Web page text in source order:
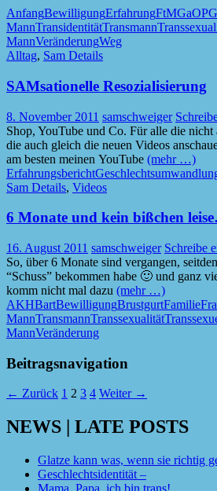
AnfangBewilligungErfahrungFtMGaOP
MannTransidentitätTransmann
MannVeränderungWeg
Alltag, Sam Details
SAMsationelle Resozialisierung
8. November 2011 samschweiger
Shop, YouTube und Co. Für alle die
die auch gleich die neuen Videos
am besten meinen YouTube (mehr …)
Erfahrungsbericht
Sam Details, Videos
6 Monate und kein bißchen
16. August 2011 samschweiger Schreibe
So, über 6 Monate sind vergangen,
“Schuss” bekommen habe 🙂 und ganz
komm nicht mal dazu (mehr …)
AKHBartBewilligungBrustgurtFamilie
MannTransmannTranssexualität
MannVeränderung
Beitragsnavigation
← Zurück 1 2 3 4 Weiter →
NEWS | LATE POSTS
Glatze kann was, wenn sie richtig
Geschlechtsidentität –